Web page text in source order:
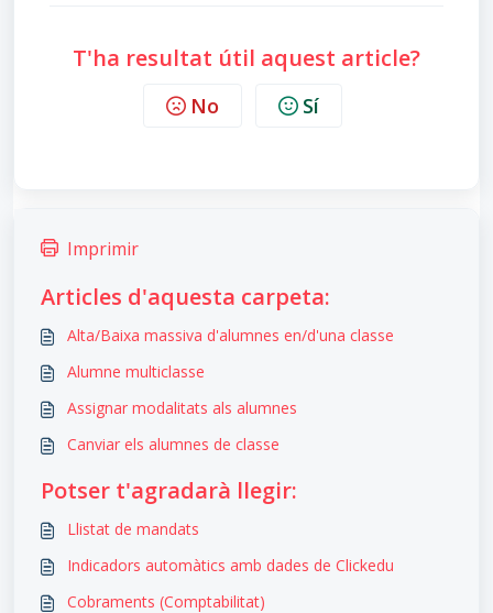
T'ha resultat útil aquest article?
No Sí
Imprimir
Articles d'aquesta carpeta:
Alta/Baixa massiva d'alumnes en/d'una classe
Alumne multiclasse
Assignar modalitats als alumnes
Canviar els alumnes de classe
Potser t'agradarà llegir:
Llistat de mandats
Indicadors automàtics amb dades de Clickedu
Cobraments (Comptabilitat)